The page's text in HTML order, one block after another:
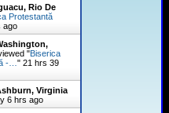
Rio De
Protestantă
ago
"Biserica
-… " 21 hrs 39
Virginia
6 hrs ago